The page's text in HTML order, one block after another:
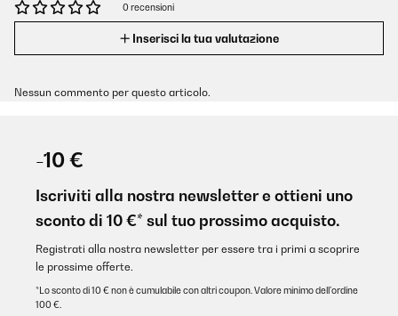
0 recensioni
Inserisci la tua valutazione
Nessun commento per questo articolo.
-10 €
Iscriviti alla nostra newsletter e ottieni uno
sconto di 10 €* sul tuo prossimo acquisto.
Registrati alla nostra newsletter per essere tra i primi a scoprire
le prossime offerte.
*Lo sconto di 10 € non è cumulabile con altri coupon. Valore minimo dell’ordine
100 €.